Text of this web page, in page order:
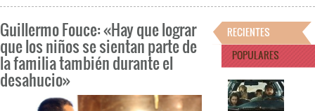
Guillermo Fouce: «Hay que lograr
que los niños se sientan parte de
la familia también durante el
desahucio»
RECIENTES
POPULARES